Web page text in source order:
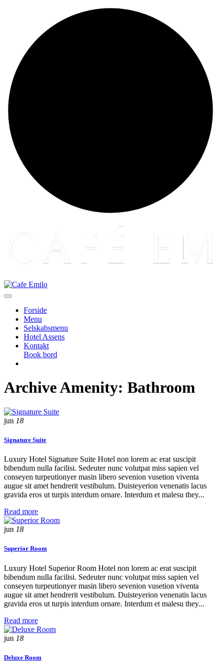
Forside
Menu
Selskabsmenu
Hotel Assens
Kontakt
Book bord
Archive Amenity: Bathroom
jun 18
Signature Suite
Luxury Hotel Signature Suite Hotel non lorem ac erat suscipit
bibendum nulla facilisi. Sedeuter nunc volutpat miss sapien vel
conseyen turpeutionyer masin libero sevenion vusetion viventa
augue sit amet hendrerit vestibulum. Duisteyerion venenatis lacus
gravida eros ut turpis interdum ornare. Interdum et malesu they...
Read more
jun 18
Superior Room
Luxury Hotel Superior Room Hotel non lorem ac erat suscipit
bibendum nulla facilisi. Sedeuter nunc volutpat miss sapien vel
conseyen turpeutionyer masin libero sevenion vusetion viventa
augue sit amet hendrerit vestibulum. Duisteyerion venenatis lacus
gravida eros ut turpis interdum ornare. Interdum et malesu they...
Read more
jun 18
Deluxe Room